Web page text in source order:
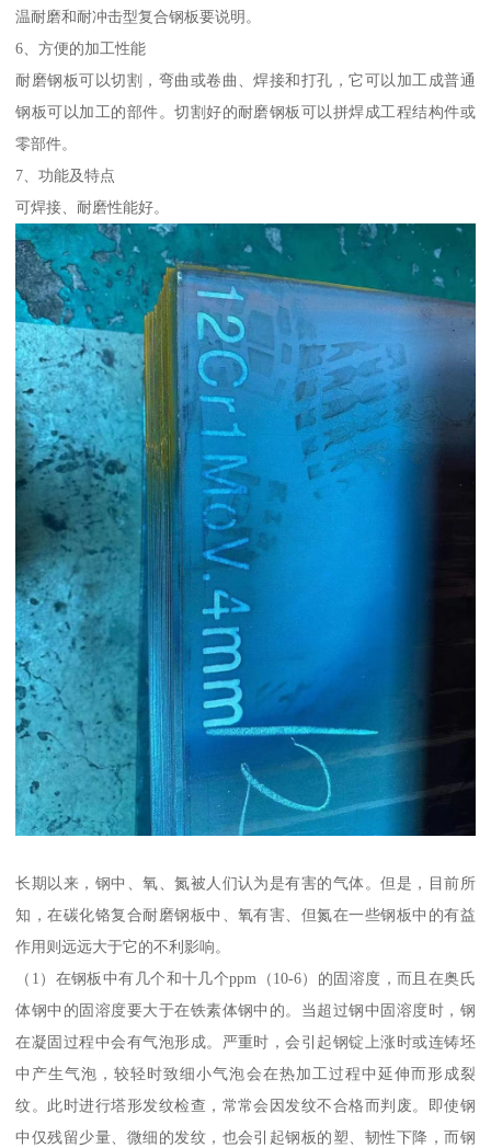
温耐磨和耐冲击型复合钢板要说明。
6、方便的加工性能
耐磨钢板可以切割，弯曲或卷曲、焊接和打孔，它可以加工成普通
钢板可以加工的部件。切割好的耐磨钢板可以拼焊成工程结构件或
零部件。
7、功能及特点
可焊接、耐磨性能好。
长期以来，钢中、氧、氮被人们认为是有害的气体。但是，目前所
知，在碳化铬复合耐磨钢板中、氧有害、但氮在一些钢板中的有益
作用则远远大于它的不利影响。
（1）在钢板中有几个和十几个ppm（10-6）的固溶度，而且在奥氏
体钢中的固溶度要大于在铁素体钢中的。当超过钢中固溶度时，钢
在凝固过程中会有气泡形成。严重时，会引起钢锭上涨时或连铸坯
中产生气泡，较轻时致细小气泡会在热加工过程中延伸而形成裂
纹。此时进行塔形发纹检查，常常会因发纹不合格而判废。即使钢
中仅残留少量、微细的发纹，也会引起钢板的塑、韧性下降，而钢